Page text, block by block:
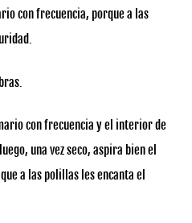
con frecuencia, porque a las
con frecuencia y el interior de
una vez seco, aspira bien el
a las polillas les encanta el